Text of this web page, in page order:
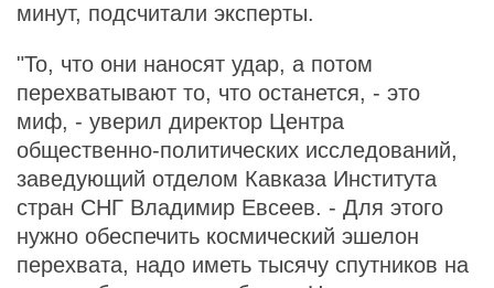
минут, подсчитали эксперты.
"То, что они наносят удар, а потом
перехватывают то, что останется, - это
миф, - уверил директор Центра
общественно-политических исследований,
заведующий отделом Кавказа Института
стран СНГ Владимир Евсеев. - Для этого
нужно обеспечить космический эшелон
перехвата, надо иметь тысячу спутников на